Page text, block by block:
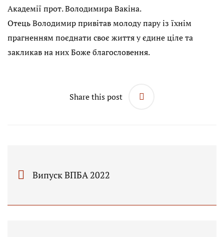
Академії прот. Володимира Вакіна.
Отець Володимир привітав молоду пару із їхнім
прагненням поєднати своє життя у єдине ціле та
закликав на них Боже благословення.
Share this post
Випуск ВПБА 2022